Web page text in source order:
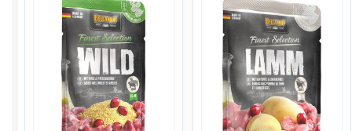
МОРКОВЬ,
ЛОСОСЕВОЕ
МАСЛО)
125г
БРУСНИКА)
125г